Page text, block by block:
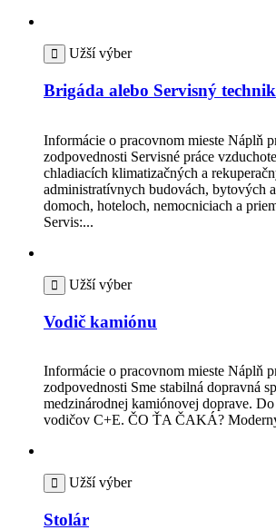
Užší výber
Brigáda alebo Servisný technik
Informácie o pracovnom mieste Náplň
zodpovednosti Servisné práce
chladiacích klimatizačných a
administratívnych budovách, bytových
domoch, hoteloch, nemocniciach a
Servis:...
Užší výber
Vodič kamiónu
Informácie o pracovnom mieste Náplň
zodpovednosti Sme stabilná dopravná
medzinárodnej kamiónovej doprave.
vodičov C+E. ČO ŤA ČAKÁ?
Užší výber
Stolár